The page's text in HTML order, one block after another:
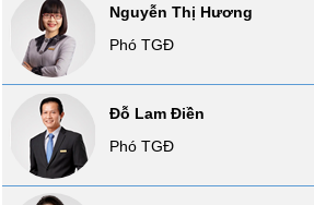
Nguyễn Thị Hương
Phó TGĐ
Đỗ Lam Điền
Phó TGĐ
Bài
viết
của
tác
giả
(-)